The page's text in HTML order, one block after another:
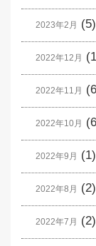
2023年2月 (5)
2022年12月
2022年11月
2022年10月
2022年9月 (1)
2022年8月 (2)
2022年7月 (2)